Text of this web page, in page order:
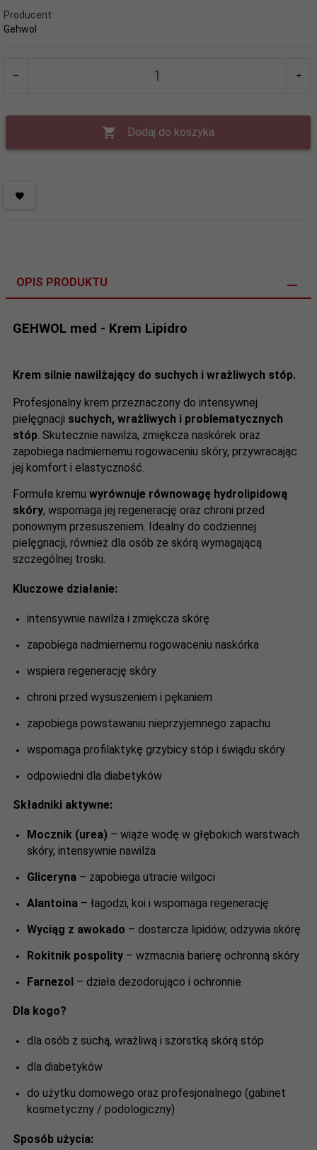
Producent:
Gehwol
Dodaj do koszyka
OPIS PRODUKTU
GEHWOL med - Krem Lipidro
Krem silnie nawilżający do suchych i wrażliwych stóp.
Profesjonalny krem przeznaczony do intensywnej
pielęgnacji suchych, wrażliwych i problematycznych
stóp. Skutecznie nawilża, zmiękcza naskórek oraz
zapobiega nadmiernemu rogowaceniu skóry, przywracając
jej komfort i elastyczność.
Formuła kremu wyrównuje równowagę hydrolipidową
skóry, wspomaga jej regenerację oraz chroni przed
ponownym przesuszeniem. Idealny do codziennej
pielęgnacji, również dla osób ze skórą wymagającą
szczególnej troski.
Kluczowe działanie:
intensywnie nawilża i zmiękcza skórę
zapobiega nadmiernemu rogowaceniu naskórka
wspiera regenerację skóry
chroni przed wysuszeniem i pękaniem
zapobiega powstawaniu nieprzyjemnego zapachu
wspomaga profilaktykę grzybicy stóp i świądu skóry
odpowiedni dla diabetyków
Składniki aktywne:
Mocznik (urea) – wiąże wodę w głębokich warstwach
skóry, intensywnie nawilża
Gliceryna – zapobiega utracie wilgoci
Alantoina – łagodzi, koi i wspomaga regenerację
Wyciąg z awokado – dostarcza lipidów, odżywia skórę
Rokitnik pospolity – wzmacnia barierę ochronną skóry
Farnezol – działa dezodorująco i ochronnie
Dla kogo?
dla osób z suchą, wrażliwą i szorstką skórą stóp
dla diabetyków
do użytku domowego oraz profesjonalnego (gabinet
kosmetyczny / podologiczny)
Sposób użycia: